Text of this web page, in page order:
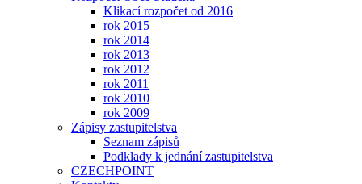
Klikací rozpočet od 2016
rok 2015
rok 2014
rok 2013
rok 2012
rok 2011
rok 2010
rok 2009
Zápisy zastupitelstva
Seznam zápisů
Podklady k jednání zastupitelstva
CZECHPOINT